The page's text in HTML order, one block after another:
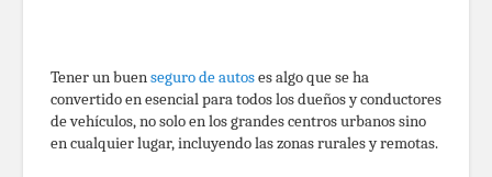
Tener un buenseguro de autoses algo que se ha
convertido en esencial para todos los dueños y conductores
de vehículos, no solo en los grandes centros urbanos sino
en cualquier lugar, incluyendo las zonas rurales y remotas.